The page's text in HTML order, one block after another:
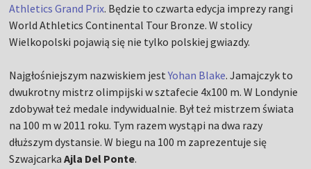
Athletics Grand Prix. Będzie to czwarta edycja imprezy rangi
World Athletics Continental Tour Bronze. W stolicy
Wielkopolski pojawią się nie tylko polskiej gwiazdy.
Najgłośniejszym nazwiskiem jestYohan Blake. Jamajczyk to
dwukrotny mistrz olimpijski w sztafecie 4x100 m. W Londynie
zdobywał też medale indywidualnie. Był też mistrzem świata
na 100 m w 2011 roku. Tym razem wystąpi na dwa razy
dłuższym dystansie. W biegu na 100 m zaprezentuje się
SzwajcarkaAjla Del Ponte.